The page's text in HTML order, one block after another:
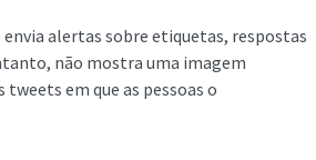
alertas sobre etiquetas, respostas
não mostra uma imagem
em que as pessoas o